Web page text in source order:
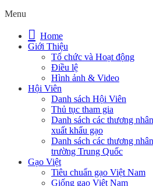
Menu
Home
Giới Thiệu
Tổ chức và Hoạt động
Điều lệ
Hình ảnh & Video
Hội Viên
Danh sách Hội Viên
Thủ tục tham gia
Danh sách các thương
xuất khẩu gạo
Danh sách các thương
trường Trung Quốc
Gạo Việt
Tiêu chuẩn gạo Việt Nam
Giống gạo Việt Nam